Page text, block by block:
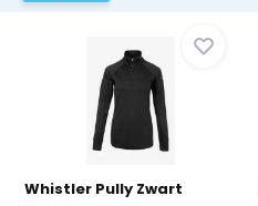
Whistler Pully Zwart